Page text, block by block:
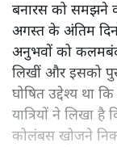
बनारस को समझने
अगस्त के अंतिम
अनुभवों को कलमबंद
लिखीं और इसको
घोषित उद्देश्य था
यात्रियों ने लिखा
कोलंबस खोजने